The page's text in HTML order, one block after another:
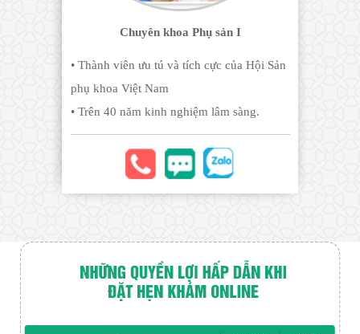
Chuyên khoa Phụ sản I
• Thành viên ưu tú và tích cực của Hội Sản
phụ khoa Việt Nam
• Trên 40 năm kinh nghiệm lâm sàng.